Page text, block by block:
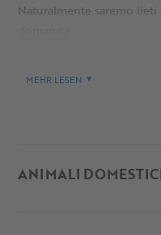
Naturalmente saremo
MEHR LESEN
ANIMALI